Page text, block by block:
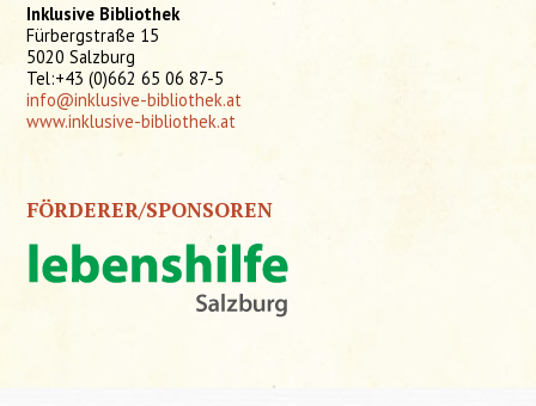
Inklusive Bibliothek
Fürbergstraße 15
5020 Salzburg
Tel:+43 (0)662 65 06 87-5
info@inklusive-bibliothek.at
www.inklusive-bibliothek.at
FÖRDERER/SPONSOREN